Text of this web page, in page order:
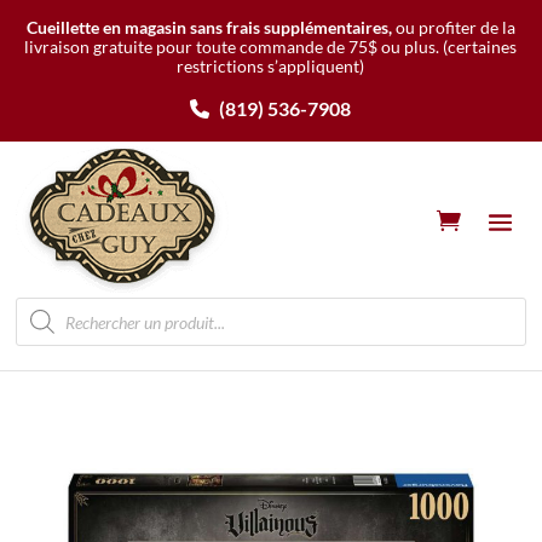
Cueillette en magasin sans frais supplémentaires,ou profiter de la
livraison gratuite pour toute commande de 75$ ou plus. (certaines
restrictions s’appliquent)
(819) 536-7908
Recherche
de
produits